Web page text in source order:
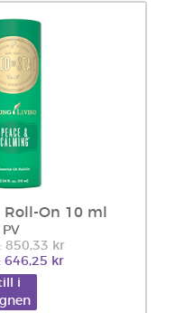
Roll-On 10 ml
850,33 kr
646,25 kr
i